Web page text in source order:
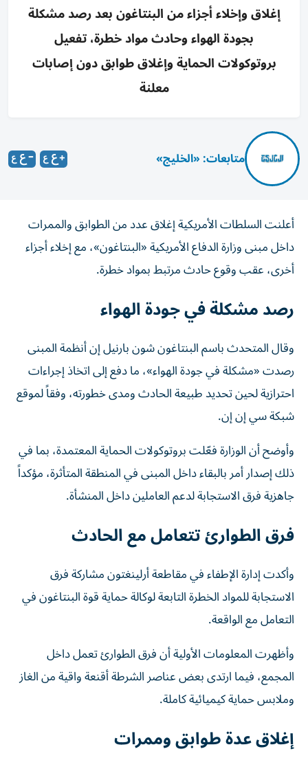
إغلاق وإخلاء أجزاء من البنتاغون بعد رصد مشكلة
بجودة الهواء وحادث مواد خطرة، تفعيل
بروتوكولات الحماية وإغلاق طوابق دون إصابات
معلنة
متابعات: «الخليج»
أعلنت السلطات الأمريكية إغلاق عدد من الطوابق والممرات
داخل مبنى وزارة الدفاع الأمريكية «البنتاغون»، مع إخلاء أجزاء
أخرى، عقب وقوع حادث مرتبط بمواد خطرة.
رصد مشكلة في جودة الهواء
وقال المتحدث باسم البنتاغون شون بارنيل إن أنظمة المبنى
رصدت «مشكلة في جودة الهواء»، ما دفع إلى اتخاذ إجراءات
احترازية لحين تحديد طبيعة الحادث ومدى خطورته، وفقاً لموقع
شبكة سي إن إن.
وأوضح أن الوزارة فعّلت بروتوكولات الحماية المعتمدة، بما في
ذلك إصدار أمر بالبقاء داخل المبنى في المنطقة المتأثرة، مؤكداً
جاهزية فرق الاستجابة لدعم العاملين داخل المنشأة.
فرق الطوارئ تتعامل مع الحادث
وأكدت إدارة الإطفاء في مقاطعة أرلينغتون مشاركة فرق
الاستجابة للمواد الخطرة التابعة لوكالة حماية قوة البنتاغون في
التعامل مع الواقعة.
وأظهرت المعلومات الأولية أن فرق الطوارئ تعمل داخل
المجمع، فيما ارتدى بعض عناصر الشرطة أقنعة واقية من الغاز
وملابس حماية كيميائية كاملة.
إغلاق عدة طوابق وممرات